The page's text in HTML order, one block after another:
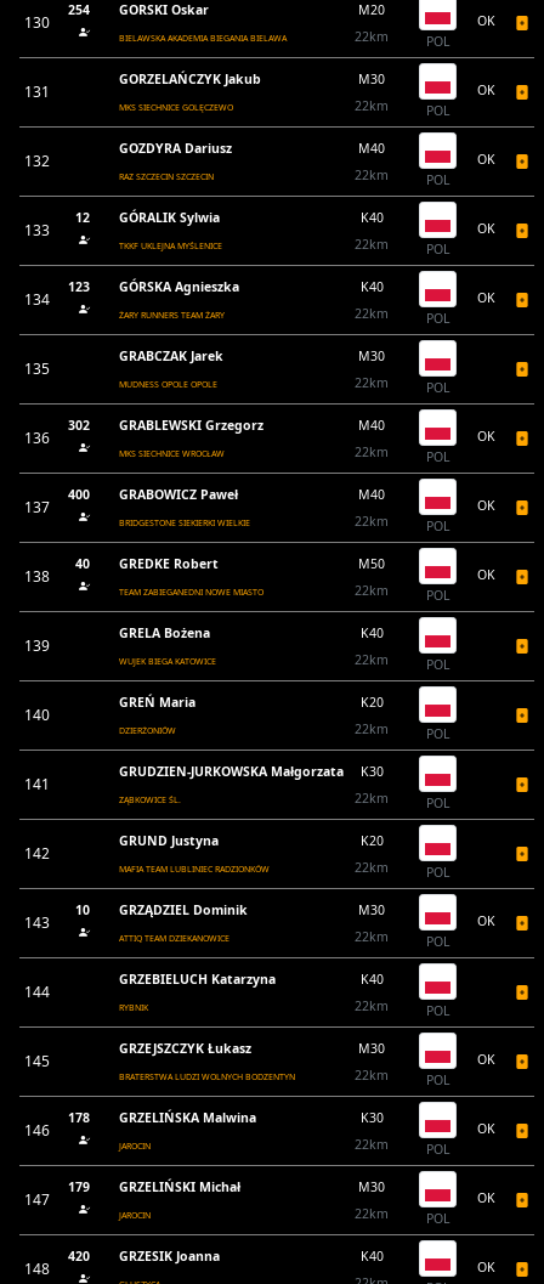
130
254 GORSKI Oskar
BIELAWSKA AKADEMIA BIEGANIA BIELAWA
M20
22km
POL
OK
131
GORZELAŃCZYK Jakub
MKS SIECHNICE GOLĘCZEWO
M30
22km
POL
OK
132
GOZDYRA Dariusz
RAZ SZCZECIN SZCZECIN
M40
22km
POL
OK
133
12 GÓRALIK Sylwia
TKKF UKLEJNA MYŚLENICE
K40
22km
POL
OK
134
123 GÓRSKA Agnieszka
ŻARY RUNNERS TEAM ŻARY
K40
22km
POL
OK
135
GRABCZAK Jarek
MUDNESS OPOLE OPOLE
M30
22km
POL
136
302 GRABLEWSKI Grzegorz
MKS SIECHNICE WROCŁAW
M40
22km
POL
OK
137
400 GRABOWICZ Paweł
BRIDGESTONE SIEKIERKI WIELKIE
M40
22km
POL
OK
138
40 GREDKE Robert
TEAM ZABIEGANEDNI NOWE MIASTO
M50
22km
POL
OK
139
GRELA Bożena
WUJEK BIEGA KATOWICE
K40
22km
POL
140
GREŃ Maria
DZIERŻONIÓW
K20
22km
POL
141
GRUDZIEN-JURKOWSKA Małgorzata
ZĄBKOWICE ŚL.
K30
22km
POL
142
GRUND Justyna
MAFIA TEAM LUBLINIEC RADZIONKÓW
K20
22km
POL
143
10 GRZĄDZIEL Dominik
ATTIQ TEAM DZIEKANOWICE
M30
22km
POL
OK
144
GRZEBIELUCH Katarzyna
RYBNIK
K40
22km
POL
145
GRZEJSZCZYK Łukasz
BRATERSTWA LUDZI WOLNYCH BODZENTYN
M30
22km
POL
OK
146
178 GRZELIŃSKA Malwina
JAROCIN
K30
22km
POL
OK
147
179 GRZELIŃSKI Michał
JAROCIN
M30
22km
POL
OK
148
420 GRZESIK Joanna
K40
OK